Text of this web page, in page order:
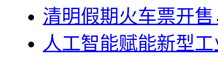
清明假期火车票开
人工智能赋能新型